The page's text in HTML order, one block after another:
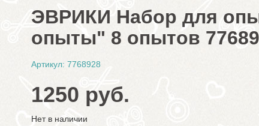
ЭВРИКИ Набор для
опыты" 8 опытов
Артикул: 7768928
1250 руб.
Нет в наличии